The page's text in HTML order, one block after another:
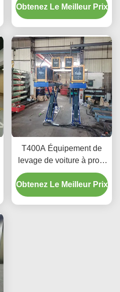
avec technologie de
levage avancée
Obtenez Le Meilleur Prix
T400A Équipement de
levage de voiture à profil
ultra bas pour
l'alignement et l'entretien
Obtenez Le Meilleur Prix